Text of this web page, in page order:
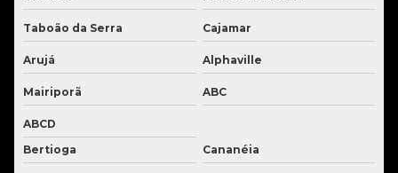
Taboão da Serra Cajamar
Arujá Alphaville
Mairiporã ABC
ABCD
Bertioga
Cananéia